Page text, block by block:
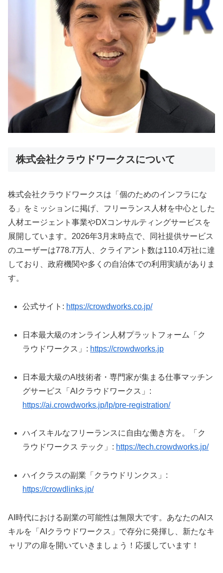
株式会社クラウドワークスについて
株式会社クラウドワークスは「個のためのインフラにな
る」をミッションに掲げ、フリーランス人材を中心とした
人材エージェント事業やDXコンサルティングサービスを
展開しています。2026年3月末時点で、同社提供サービス
のユーザーは778.7万人、クライアント数は110.4万社に達
しており、政府機関や多くの自治体での利用実績がありま
す。
公式サイト: https://crowdworks.co.jp/
日本最大級のオンライン人材プラットフォーム「ク
ラウドワークス」: https://crowdworks.jp
日本最大級のAI技術者・専門家が集まる仕事マッチン
グサービス「AIクラウドワークス」:
https://ai.crowdworks.jp/lp/pre-registration/
ハイスキルなフリーランスに自由な働き方を。「ク
ラウドワークス テック」: https://tech.crowdworks.jp/
ハイクラスの副業「クラウドリンクス」:
https://crowdlinks.jp/
AI時代における副業の可能性は無限大です。あなたのAIス
キルを「AIクラウドワークス」で存分に発揮し、新たなキ
ャリアの扉を開いていきましょう！応援しています！